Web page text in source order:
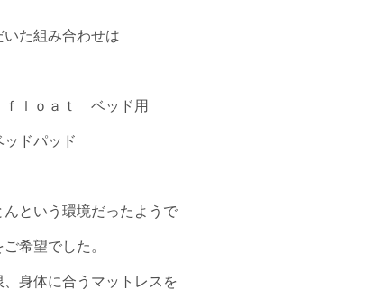
た組み合わせは
ｆｌｏａｔ ベッド用
ドパッド
という環境だったようで
希望でした。
身体に合うマットレスを